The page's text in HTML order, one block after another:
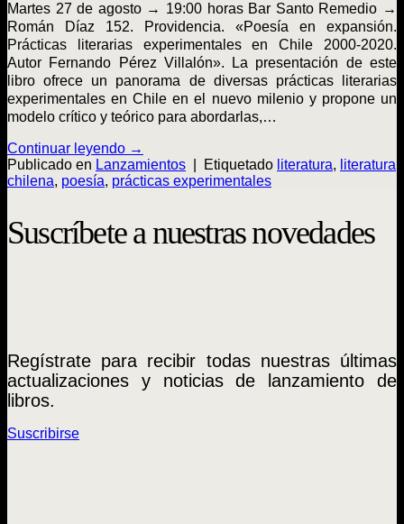
Martes 27 de agosto → 19:00 horas Bar Santo Remedio →
Román Díaz 152. Providencia. «Poesía en expansión.
Prácticas literarias experimentales en Chile 2000-2020.
Autor Fernando Pérez Villalón». La presentación de este
libro ofrece un panorama de diversas prácticas literarias
experimentales en Chile en el nuevo milenio y propone un
modelo crítico y teórico para abordarlas,…
Continuar leyendo →
Publicado en Lanzamientos Etiquetado literatura, literatura
chilena, poesía, prácticas experimentales
Suscríbete a nuestras novedades
Regístrate para recibir todas nuestras últimas
actualizaciones y noticias de lanzamiento de
libros.
Suscribirse